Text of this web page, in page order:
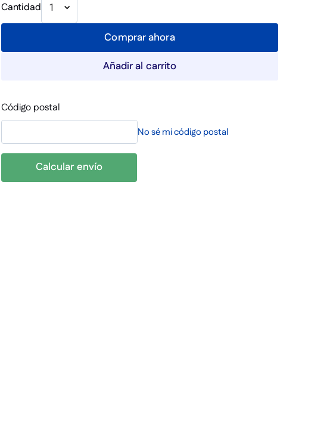
Cantidad 1
Comprar ahora
Añadir al carrito
Código postal
No sé mi código postal
Calcular envío